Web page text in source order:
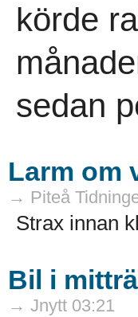
körde
sedan
Larm om
→ Piteå
Strax innan
Bil i
→ Jnytt 03:21